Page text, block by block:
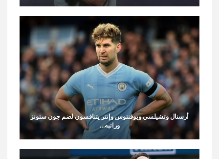
أرسنال وتشيلسي ويوفنتوس وإنتر يتنافسون لضم جون ستونز
وراتبه…